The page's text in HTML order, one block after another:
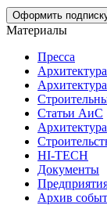
Материалы
Пресса
Статьи АиС
Архитектура
HI-TECH
Документы
Архив